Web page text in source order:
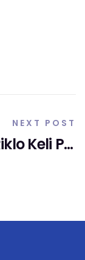
NEXT POST
Riklo Keli Pikon